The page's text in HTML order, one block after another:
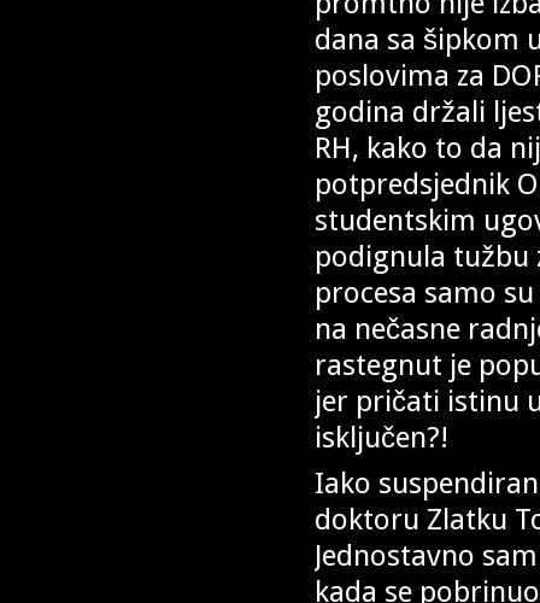
dana sa šipkom
poslovima za
godina držali
RH, kako to da
potpredsjednik
studentskim
podignula tužbu
procesa samo
na nečasne
rastegnut je
jer pričati istinu
isključen?!
Iako
doktoru Zlatku
Jednostavno
kada se